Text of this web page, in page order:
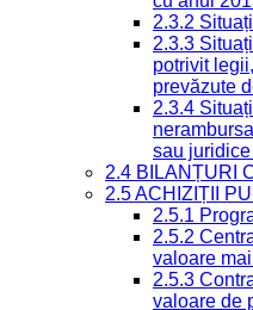
2.3.2
2.3.3
potrivit
prevăzute
2.3.4
sau juridice
2.4 BILANȚURI
2.5 ACHIZIȚII
2.5.1
2.5.2
valoare
2.5.3
valoare de